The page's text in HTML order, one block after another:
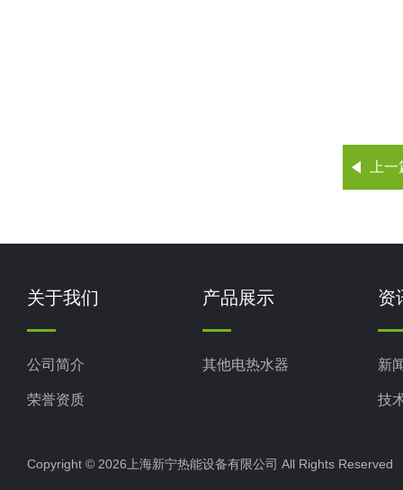
上
关于我们
公司简介
荣誉资质
产品展示
其他电热水器
资
新
技
Copyright © 2026上海新宁热能设备有限公司 All Rights